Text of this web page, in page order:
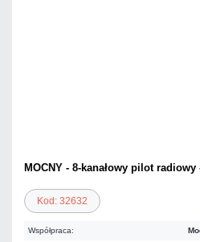
MOCNY - 8-kanałowy pilot radiowy
Kod: 32632
Współpraca: